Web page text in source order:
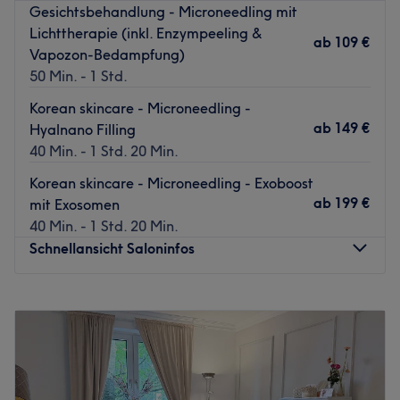
mir mit dem First Date Treatment – einer ausführlichen
Analyse und Beratung, bei der wir gemeinsam die
optimale Pflege- und Behandlungsstrategie festlegen. Ich
begleite Sie professionell und individuell auf Ihrem Weg
ausgeglichenen Haut.
Freuen Sie sich auf ehrliche, wirksame Hautpflege, die
Zurück zur Salonansicht
Gesichtsbehandlung - Microneedling mit
Lichttherapie (inkl. Enzympeeling &
Vapozon-Bedampfung)
50 Min. - 1 Std.
ab 109 €
Korean skincare - Microneedling -
Hyalnano Filling
40 Min. - 1 Std. 20 Min.
ab 149 €
Korean skincare - Microneedling - Exoboost
mit Exosomen
40 Min. - 1 Std. 20 Min.
ab 199 €
Schnellansicht Saloninfos
Dienstag
12:00
Donnerstag
20:00
11:00–20:00